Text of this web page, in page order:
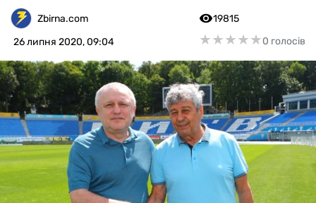
РІЗНЕZbirna.com
26 липня 2020, 09:04
19815
★★★★★
★★★★★0 голосів